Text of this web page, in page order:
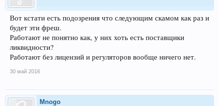
Вот кстати есть подозрения что следующим скамом как раз и
будет эти фреш.
Работают не понятно как, у них хоть есть поставщики
ликвидности?
Работают без лицензий и регуляторов вообще ничего нет.
30 май 2016
Mnogo